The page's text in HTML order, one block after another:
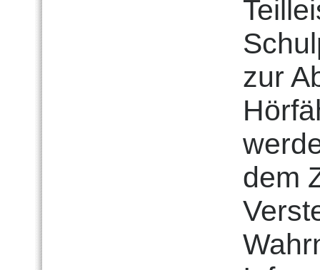
zur
dem